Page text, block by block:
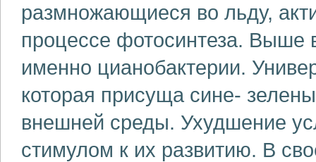
размножающиеся во льду,
процессе фотосинтеза. Выше
именно цианобактерии.
которая присуща сине-
внешней среды. Ухудшение
стимулом к их развитию. В